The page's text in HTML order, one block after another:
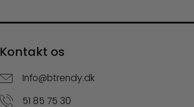
Kontakt os
Info@btrendy.dk
51 85 75 30